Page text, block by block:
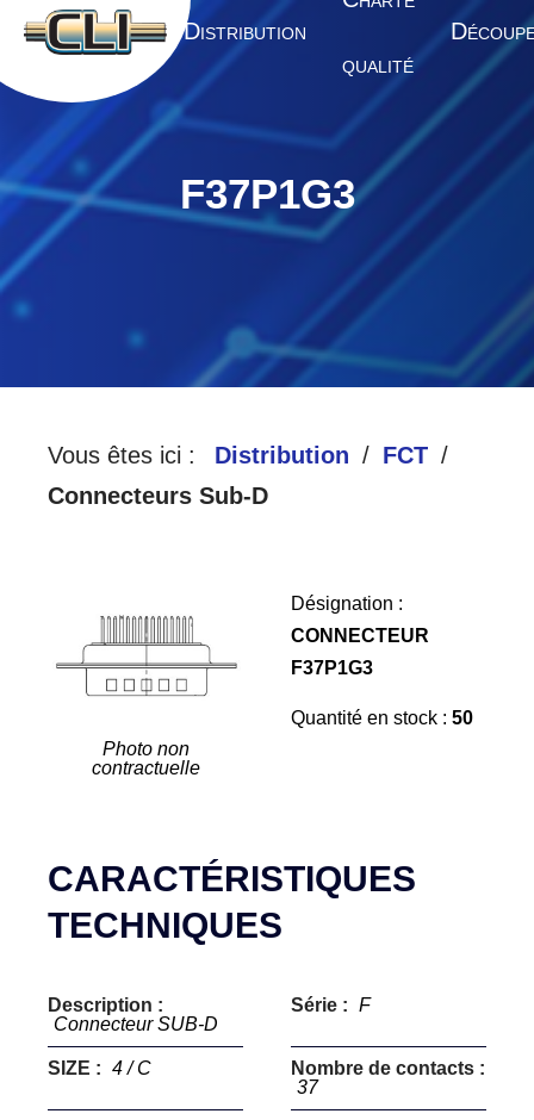
A CCUEIL DISTRIBUTION
QUALITÉ
D
F37P1G3
Vous êtes ici : Distribution
FCT
Connecteurs Sub-D
Photo non
contractuelle
Désignation :
CONNECTEUR
F37P1G3
Quantité en stock : 50
CARACTÉRISTIQUES
TECHNIQUES
Description :
Connecteur SUB-D
Série : F
SIZE : 4 / C
Nombre de contacts :
37